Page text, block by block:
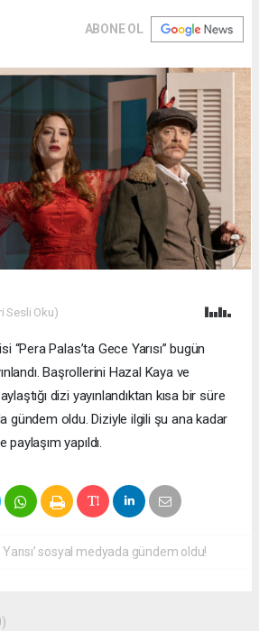
ABONE OL
Sesli Oku)
“Pera Palas’ta Gece Yarısı” bugün
Başrollerini Hazal Kaya ve
dizi yayınlandıktan kısa bir süre
gündem oldu. Diziyle ilgili şu ana kadar
paylaşım yapıldı.
sosyal medyada gündem oldu!